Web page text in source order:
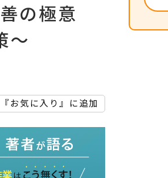
の極意
～
お気に入り』に追加